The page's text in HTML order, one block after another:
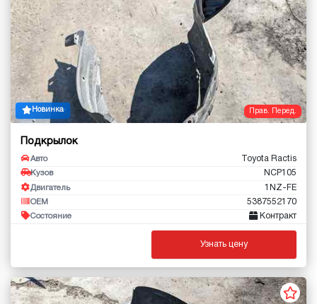
Прав. Перед.
Новинка
Подкрылок
Авто Toyota Ractis
Кузов NCP105
Двигатель 1NZ-FE
OEM 5387552170
Состояние Контракт
Узнать цену